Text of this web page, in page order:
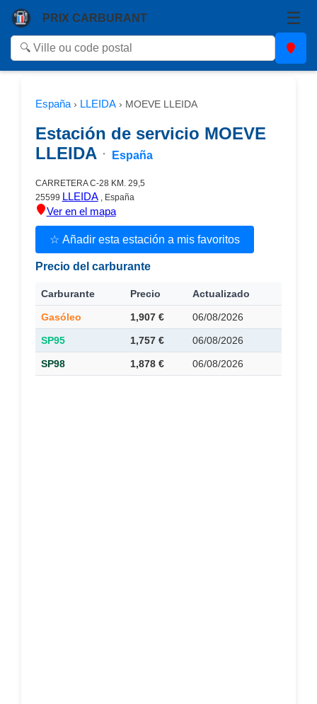
PRIX CARBURANT ☰
España› LLEIDA› MOEVE LLEIDA
Estación de servicio MOEVE
LLEIDA · España
CARRETERA C-28 KM. 29,5
25599 LLEIDA, España
Ver en el mapa
☆ Añadir esta estación a mis favoritos
Precio del carburante
Carburante Precio Actualizado
Gasóleo 1,907 € 06/08/2026
SP95 1,757 € 06/08/2026
SP98 1,878 € 06/08/2026